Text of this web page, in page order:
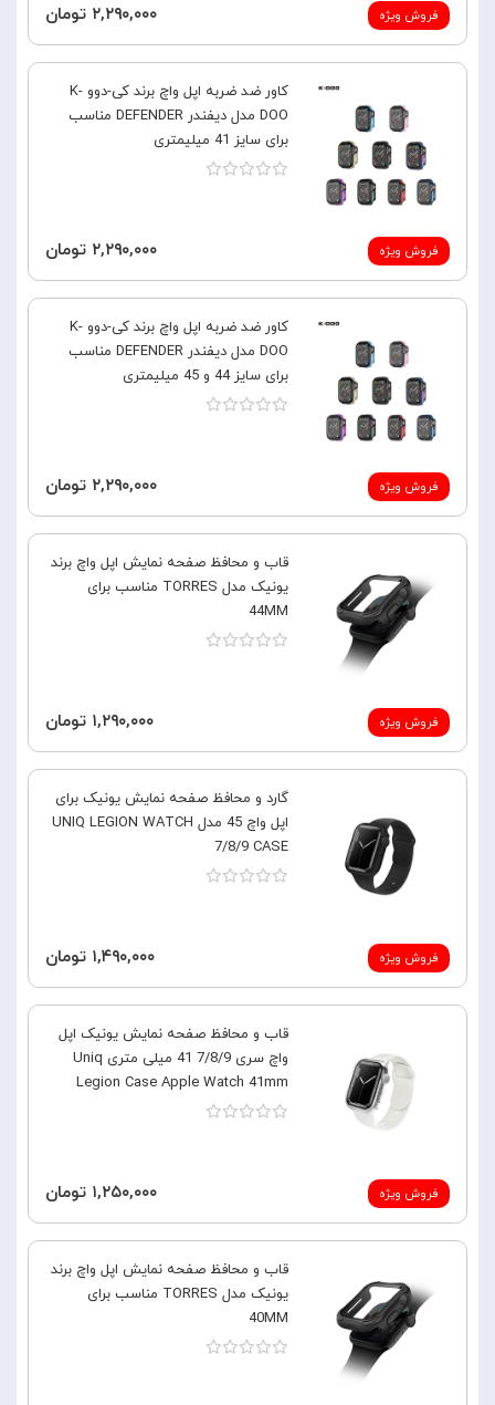
فروش ویژه ۲,۲۹۰,۰۰۰ تومان
فروش ویژه
کاور ضد ضربه اپل واچ برند کی-دوو K-
DOO مدل دیفندر DEFENDER مناسب
برای سایز 41 میلیمتری
۲,۲۹۰,۰۰۰ تومان
فروش ویژه
کاور ضد ضربه اپل واچ برند کی-دوو K-
DOO مدل دیفندر DEFENDER مناسب
برای سایز 44 و 45 میلیمتری
۲,۲۹۰,۰۰۰ تومان
فروش ویژه
قاب و محافظ صفحه نمایش اپل واچ برند
یونیک مدل TORRES مناسب برای
44MM
۱,۲۹۰,۰۰۰ تومان
فروش ویژه
گارد و محافظ صفحه نمایش یونیک برای
اپل واچ 45 مدل UNIQ LEGION WATCH
7/8/9 CASE
۱,۴۹۰,۰۰۰ تومان
فروش ویژه
قاب و محافظ صفحه نمایش یونیک اپل
واچ سری 7/8/9 41 میلی متری Uniq
Legion Case Apple Watch 41mm
۱,۲۵۰,۰۰۰ تومان
قاب و محافظ صفحه نمایش اپل واچ برند
یونیک مدل TORRES مناسب برای
40MM